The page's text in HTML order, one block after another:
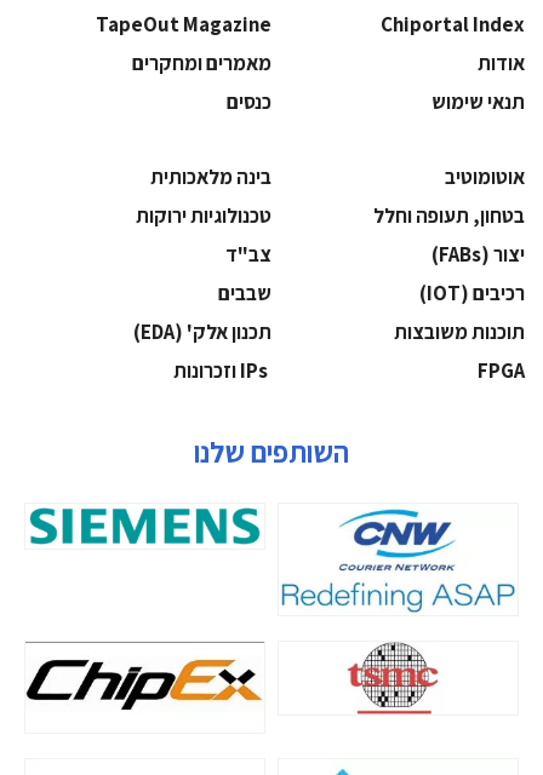
Chiportal Index
TapeOut Magazine
אודות
מאמרים ומחקרים
תנאי שימוש
כנסים
אוטומוטיב
בינה מלאכותית
בטחון, תעופה וחלל
‫טכנולוגיות ירוקות‬
‫יצור (‪(FABs‬‬
‫צב"ד‬
‫רכיבים‬ (IOT)
‫שבבים‬
‫תוכנות משובצות‬
‫תכנון אלק' (‪(EDA‬‬
‫‪FPGA‬‬
השותפים שלנו